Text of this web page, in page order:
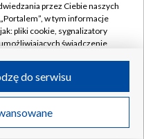
S.A. w likwidacji
przez Ciebie naszych
w tym informacje
pliki cookie, sygnalizatory
świadczenie
przez Ciebie
jak adresy IP, identyfikatory
do serwisu